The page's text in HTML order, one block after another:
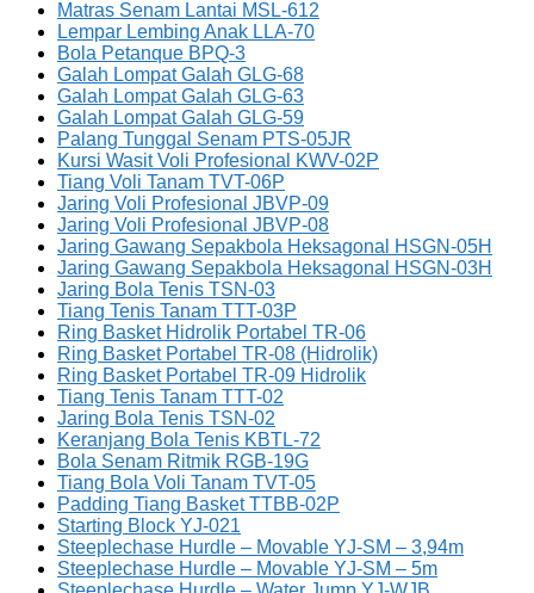
Matras Senam Lantai MSL-612
Lempar Lembing Anak LLA-70
Bola Petanque BPQ-3
Galah Lompat Galah GLG-68
Galah Lompat Galah GLG-63
Galah Lompat Galah GLG-59
Palang Tunggal Senam PTS-05JR
Kursi Wasit Voli Profesional KWV-02P
Tiang Voli Tanam TVT-06P
Jaring Voli Profesional JBVP-09
Jaring Voli Profesional JBVP-08
Jaring Gawang Sepakbola Heksagonal HSGN-05H
Jaring Gawang Sepakbola Heksagonal HSGN-03H
Jaring Bola Tenis TSN-03
Tiang Tenis Tanam TTT-03P
Ring Basket Hidrolik Portabel TR-06
Ring Basket Portabel TR-08 (Hidrolik)
Ring Basket Portabel TR-09 Hidrolik
Tiang Tenis Tanam TTT-02
Jaring Bola Tenis TSN-02
Keranjang Bola Tenis KBTL-72
Bola Senam Ritmik RGB-19G
Tiang Bola Voli Tanam TVT-05
Padding Tiang Basket TTBB-02P
Starting Block YJ-021
Steeplechase Hurdle – Movable YJ-SM – 3,94m
Steeplechase Hurdle – Movable YJ-SM – 5m